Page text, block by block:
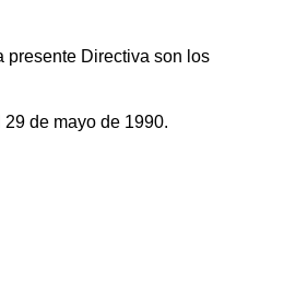
presente Directiva son los
de mayo de 1990.